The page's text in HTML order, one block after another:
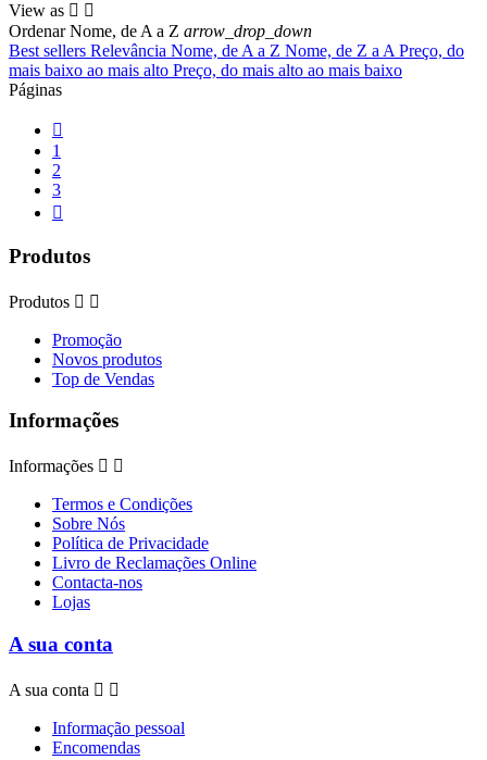
View as  
Ordenar Nome, de A a Z arrow_drop_down
Best sellers Relevância Nome, de A a Z Nome, de Z a A Preço, do
mais baixo ao mais alto Preço, do mais alto ao mais baixo
Páginas

1
2
3

Produtos
Produtos  
Promoção
Novos produtos
Top de Vendas
Informações
Informações  
Termos e Condições
Sobre Nós
Política de Privacidade
Livro de Reclamações Online
Contacta-nos
Lojas
A sua conta
A sua conta  
Informação pessoal
Encomendas